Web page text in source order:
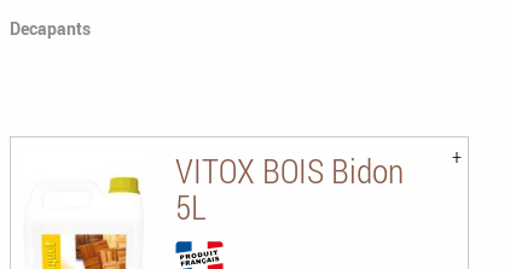
Decapants
VITOX BOIS Bidon
5L